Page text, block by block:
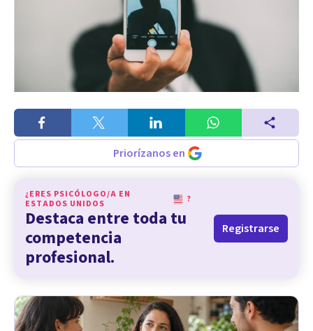
Priorízanos en
¿ERES PSICÓLOGO/A EN
ESTADOS UNIDOS
?
Destaca entre toda tu
competencia
profesional.
Registrarse